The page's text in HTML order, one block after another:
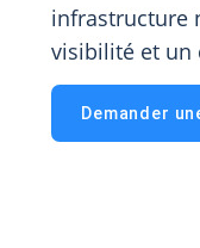
infrastructure
visibilité et un
Demander